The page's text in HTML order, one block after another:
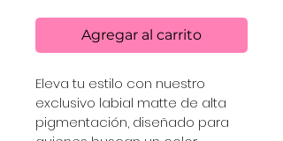
Agregar al carrito
Eleva tu estilo con nuestro
exclusivo labial matte de alta
pigmentación, diseñado para